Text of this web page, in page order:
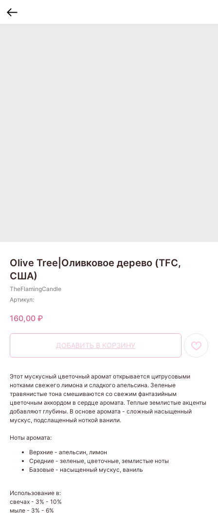
Olive Tree|Оливковое дерево (TFC,
США)
TheFlamingCandle
Артикул:
160,00 ₽
ДОБАВИТЬ В КОРЗИНУ
Этот мускусный цветочный аромат открывается цитрусовыми
нотками свежего лимона и сладкого апельсина. Зеленые
травянистые тона смешиваются со свежим фантазийным
цветочным аккордом в сердце аромата. Теплые землистые акценты
добавляют глубины. В основе аромата - сложный насыщенный
мускус, подслащенный ноткой ванили.
Ноты аромата:
Верхние - апельсин, лимон
Средние - зеленые, цветочные, землистые ноты
Базовые - насыщенный мускус, ваниль
Использование в:
свечах - 3% - 10%
мыле - 3% - 6%